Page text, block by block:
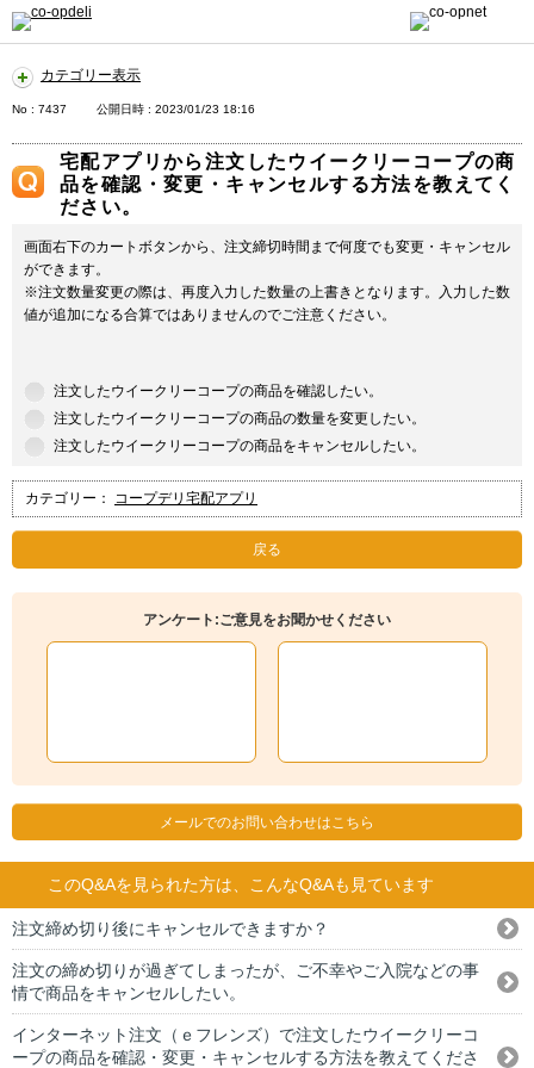
カテゴリー表示
No : 7437 公開日時 : 2023/01/23 18:16
宅配アプリから注文したウイークリーコープの商
品を確認・変更・キャンセルする方法を教えてく
ださい。
画面右下のカートボタンから、注文締切時間まで何度でも変更・キャンセル
ができます。
※注文数量変更の際は、再度入力した数量の上書きとなります。入力した数
値が追加になる合算ではありませんのでご注意ください。
注文したウイークリーコープの商品を確認したい。
注文したウイークリーコープの商品の数量を変更したい。
注文したウイークリーコープの商品をキャンセルしたい。
カテゴリー： コープデリ宅配アプリ
戻る
アンケート:ご意見をお聞かせください
メールでのお問い合わせはこちら
このQ&Aを見られた方は、こんなQ&Aも見ています
注文締め切り後にキャンセルできますか？
注文の締め切りが過ぎてしまったが、ご不幸やご入院などの事
情で商品をキャンセルしたい。
インターネット注文（ｅフレンズ）で注文したウイークリーコ
ープの商品を確認・変更・キャンセルする方法を教えてくださ